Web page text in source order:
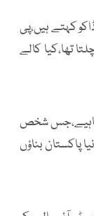
کہتے ہیں،پی
تھا،کیا کالے
چاہیے،جس شخص
پاکستان بناؤں